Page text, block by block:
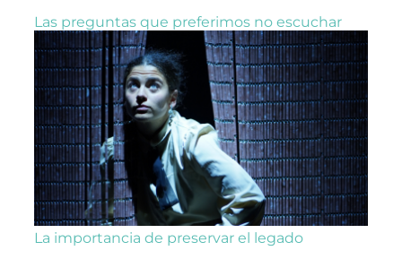
Las preguntas que preferimos no escuchar
La importancia de preservar el legado